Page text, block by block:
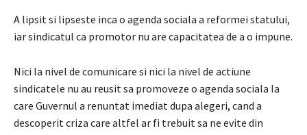
A lipsit si lipseste inca o agenda sociala a reformei statului,
iar sindicatul ca promotor nu are capacitatea de a o impune.
Nici la nivel de comunicare si nici la nivel de actiune
sindicatele nu au reusit sa promoveze o agenda sociala la
care Guvernul a renuntat imediat dupa alegeri, cand a
descoperit criza care altfel ar fi trebuit sa ne evite din